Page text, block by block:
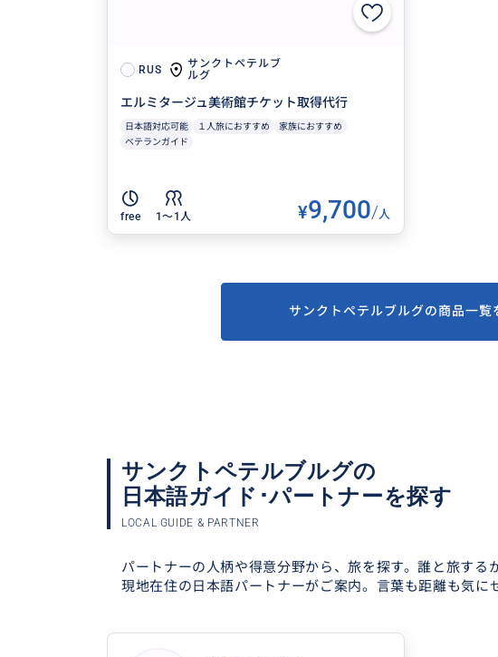
RUS
サンクトペテルブ
ルグ
エルミタージュ美術館チケット取得代行
日本語対応可能 １人旅におすすめ
家族におすすめ
ベテランガイド
free 1〜1人 ¥9,700/人
サンクトペテルブルグの商品一覧
サンクトペテルブルグの
日本語ガイド･パートナーを探す
LOCAL GUIDE & PARTNER
パートナーの人柄や得意分野から、旅を探す。誰と旅する
現地在住の日本語パートナーがご案内。 言葉も距離も気に